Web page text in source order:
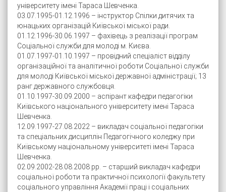
університету імені Тараса Шевченка.
03.07.1995-01.12.1996 – інструктор Спілки дитячих та
юнацьких організацій Київської міської ради.
01.12.1996-30.06.1997 – фахівець з реалізації програм
Соціальної служби для молоді м. Києва.
01.07.1997-01.10.1997 – провідний спеціаліст відділу
організаційної та аналітичної роботи Соціальної служби
для молоді Київської міської державної адміністрації; 13
ранг державного службовця.
01.10.1997-30.09.2000 – аспірант кафедри педагогіки
Київського національного університету імені Тараса
Шевченка.
12.09.1997-27.08.2022 – викладач соціальної педагогіки
та спеціальних дисциплін Педагогічного коледжу при
Київському національному університеті імені Тараса
Шевченка.
02.09.2002-28.08.2008 рр. – старший викладач кафедри
соціальної роботи та практичної психології факультету
соціального управління Академії праці і соціальних